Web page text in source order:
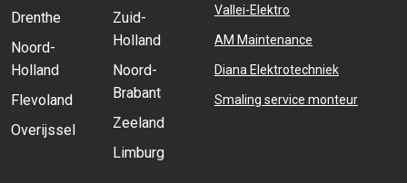
Drenthe
Noord-
Holland
Flevoland
Overijssel
Zuid-
Holland
Noord-
Brabant
Zeeland
Limburg
Vallei-Elektro
AM Maintenance
Diana Elektrotechniek
Smaling service monteur